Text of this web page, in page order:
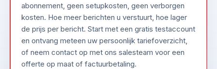
abonnement, geen setupkosten, geen verborgen
kosten. Hoe meer berichten u verstuurt, hoe lager
de prijs per bericht. Start met een gratis testaccount
en ontvang meteen uw persoonlijk tariefoverzicht,
of neem contact op met ons salesteam voor een
offerte op maat of factuurbetaling.